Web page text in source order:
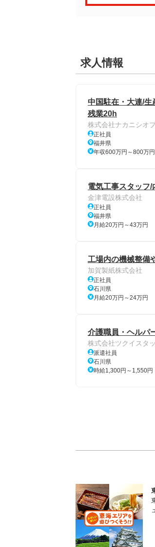
求人情報
中国駐在・大連/
残業20h
株式会社ナカニシオ
正社員
福井県
年収600万円～800万円
電気工事スタッフ
金津電設株式会社
正社員
福井県
月給20万円～43万円
工場内の機械整備
加賀製紙株式会社
正社員
石川県
月給20万円～24万円
介護職員・ヘルパ
株式会社ツクイスタ
派遣社員
石川県
時給1,300円～1,550円